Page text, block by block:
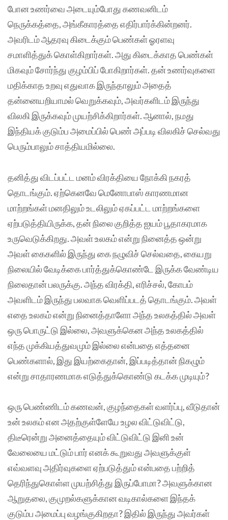
போன உணர்வை அடையும்போது கணவனிடம்
நெருக்கத்தை, அங்கீகாரத்தை எதிர்பார்க்கின்றனர்.
அவரிடம் ஆதரவு கிடைக்கும் பெண்கள் ஓரளவு
சமாளித்துக் கொள்கிறார்கள். அது கிடைக்காத பெண்கள்
மிகவும் சோர்ந்து குழம்பிப் போகிறார்கள். தன் உணர்வுகளை
மதிக்காத உறவு எதுவாக இருந்தாலும் அதைத்
தன்னையறியாமல் வெறுக்கவும், அவர்களிடம் இருந்து
விலகி இருக்கவும் முயற்சிக்கிறார்கள். ஆனால், நமது
இந்தியக் குடும்ப அமைப்பில் பெண் அப்படி விலகிச் செல்வது
பெரும்பாலும் சாத்தியமில்லை.
தனித்து விடப்பட்ட மனம் விரக்தியை நோக்கி நகரத்
தொடங்கும். ஏற்கெனவே மெனோபாஸ் காரணமான
மாற்றங்கள் மனதிலும் உடலிலும் ஏகப்பட்ட மாற்றங்களை
ஏற்படுத்தியிருக்க, தன் நிலை குறித்த ஐயம் பூதாகரமாக
உருவெடுக்கிறது. அவள் உலகம் என்று நினைத்த ஒன்று
அவள் கைகளில் இருந்து கை நழுவிச் செல்வதை, கையறு
நிலையில் வேடிக்கை பார்த்துக்கொண்டே இருக்க வேண்டிய
நிலைதான் பலருக்கு. அந்த விரக்தி, எரிச்சல், கோபம்
அவளிடம் இருந்து பலவாக வெளிப்படத் தொடங்கும். அவள்
எதை உலகம் என்று நினைத்தாளோ அந்த உலகத்தில் அவள்
ஒரு பொருட்டு இல்லை, அவளுக்கென அந்த உலகத்தில்
எந்த முக்கியத்துவமும் இல்லை என்பதை எத்தனை
பெண்களால், இது இயற்கைதான், இப்படித்தான் நிகழும்
என்று சாதாரணமாக எடுத்துக்கொண்டு கடக்க முடியும்?
ஒரு பெண்ணிடம் கணவன், குழந்தைகள் வளர்ப்பு, வீடுதான்
உன் உலகம் என அதற்குள்ளேயே உழல விட்டுவிட்டு,
திடீரென்று அனைத்தையும் விட்டுவிட்டு இனி உன்
வேலையை மட்டும் பார் எனக் கூறுவது அவளுக்குள்
எவ்வளவு அதிர்வுகளை ஏற்படுத்தும் என்பதை பற்றித்
தெரிந்துகொள்ள முயற்சித்து இருப்போமா? அவளுக்கான
ஆறுதலை, குமுறல்களுக்கான வடிகால்களை இந்தக்
குடும்ப அமைப்பு வழங்குகிறதா? இதில் இருந்து அவர்கள்